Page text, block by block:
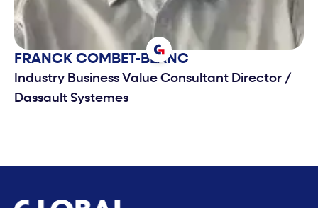
FRANCK COMBET-BLANC
Industry Business Value Consultant Director /
Dassault Systemes